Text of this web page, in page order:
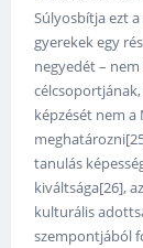
Súlyosbítja ezt
gyerekek egy
negyedét –
képzését nem
tanulás
kiváltsága[26],
kulturális
szempontjából